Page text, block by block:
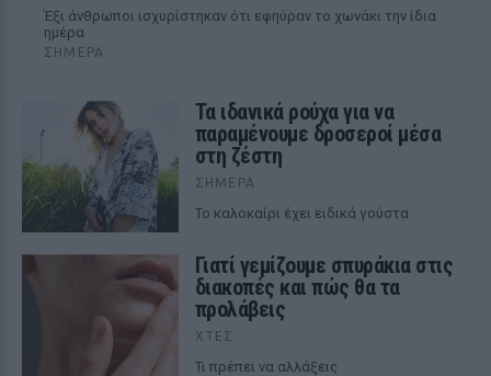
Έξι άνθρωποι ισχυρίστηκαν ότι εφηύραν το χωνάκι την ίδια
ημέρα
ΣΉΜΕΡΑ
Τα ιδανικά ρούχα για να
παραμένουμε δροσεροί μέσα
στη ζέστη
ΣΉΜΕΡΑ
To καλοκαίρι έχει ειδικά γούστα
Γιατί γεμίζουμε σπυράκια στις
διακοπές και πώς θα τα
προλάβεις
ΧΤΕΣ
Τι πρέπει να αλλάξεις